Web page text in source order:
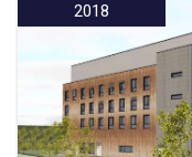
2018